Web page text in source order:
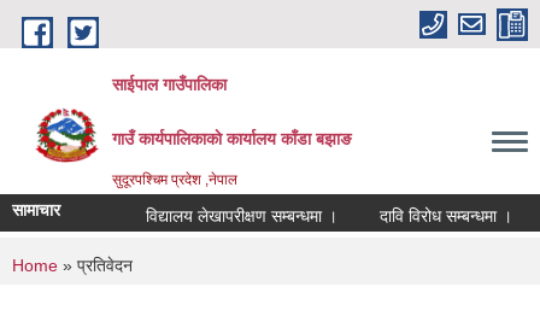
Skip to main content
साईपाल गाउँपालिका
गाउँ कार्यपालिकाकाे कार्यालय काँडा बझाङ
सुदूरपश्चिम प्रदेश ,नेपाल
सामाचार विद्यालय लेखापरीक्षण सम्बन्धमा । दावि विरोध सम्बन्धमा ।
You are here
Home » प्रतिवेदन